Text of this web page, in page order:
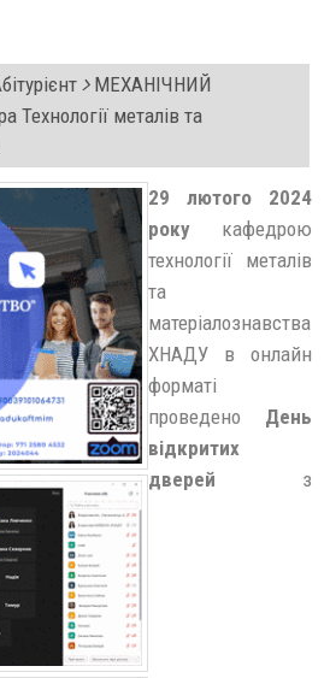
МЕХАНІЧНИЙ
Технології металів та
29 лютого 2024
року кафедрою
технології металів
та
матеріалознавства
ХНАДУ в онлайн
форматі
проведено День
відкритих
дверей з